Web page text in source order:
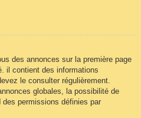
des annonces sur la première page
il contient des informations
le consulter régulièrement.
globales, la possibilité de
permissions définies par